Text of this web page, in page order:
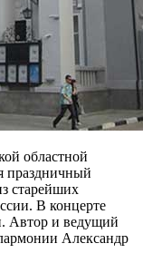
областной
праздничный
старейших
В концерте
Автор и ведущий
Александр